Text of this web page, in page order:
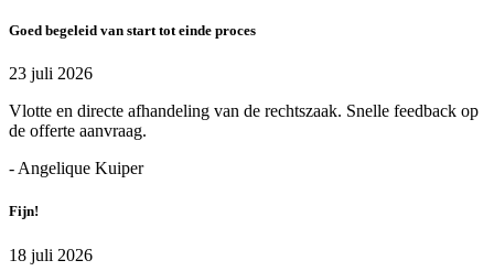
Goed begeleid van start tot einde proces
23 juli 2026
Vlotte en directe afhandeling van de rechtszaak. Snelle feedback op
de offerte aanvraag.
- Angelique Kuiper
Fijn!
18 juli 2026